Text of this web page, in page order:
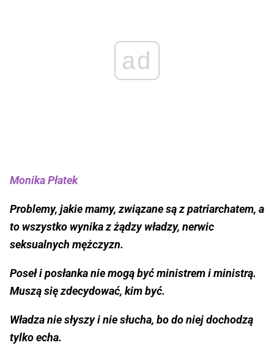
ad
Monika Płatek
Problemy, jakie mamy, związane są z patriarchatem, a
to wszystko wynika z żądzy władzy, nerwic
seksualnych mężczyzn.
Poseł i posłanka nie mogą być ministrem i ministrą.
Muszą się zdecydować, kim być.
Władza nie słyszy i nie słucha, bo do niej dochodzą
tylko echa.